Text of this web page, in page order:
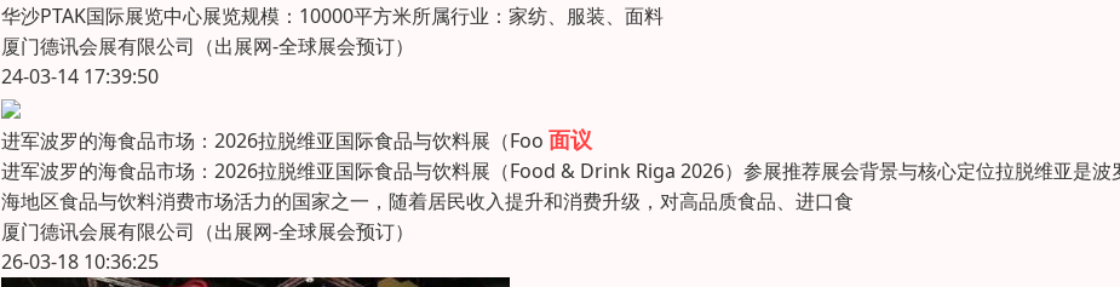
华沙PTAK国际展览中心展览规模：10000平方米所属行业：家纺、服装、面料
厦门德讯会展有限公司（出展网-全球展会预订）
24-03-14 17:39:50
进军波罗的海食品市场：2026拉脱维亚国际食品与饮料展（Foo 面议
进军波罗的海食品市场：2026拉脱维亚国际食品与饮料展（Food & Drink Riga 2026）参展推荐展会背景与核心定位拉脱维亚是波
海地区食品与饮料消费市场活力的国家之一，随着居民收入提升和消费升级，对高品质食品、进口食
厦门德讯会展有限公司（出展网-全球展会预订）
26-03-18 10:36:25